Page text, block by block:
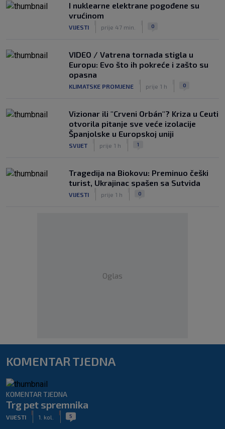
I nuklearne elektrane pogođene su
vrućinom
VIJESTI prije 47 min. 0
VIDEO / Vatrena tornada stigla u
Europu: Evo što ih pokreće i zašto su
opasna
KLIMATSKE PROMJENE prije 1 h 0
Vizionar ili "Crveni Orbán"? Kriza u Ceuti
otvorila pitanje sve veće izolacije
Španjolske u Europskoj uniji
SVIJET prije 1 h 1
Tragedija na Biokovu: Preminuo češki
turist, Ukrajinac spašen sa Sutvida
VIJESTI prije 1 h 0
Oglas
KOMENTAR TJEDNA
KOMENTAR TJEDNA
Trg pet spremnika
VIJESTI 1. kol. 5